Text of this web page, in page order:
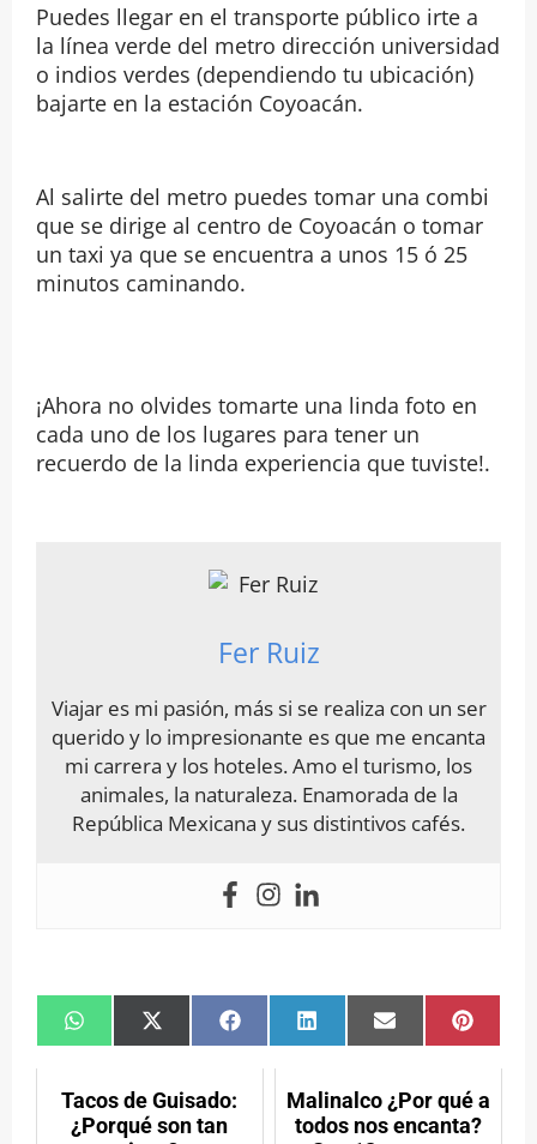
Puedes llegar en el transporte público irte a
la línea verde del metro dirección universidad
o indios verdes (dependiendo tu ubicación)
bajarte en la estación Coyoacán.
Al salirte del metro puedes tomar una combi
que se dirige al centro de Coyoacán o tomar
un taxi ya que se encuentra a unos 15 ó 25
minutos caminando.
¡Ahora no olvides tomarte una linda foto en
cada uno de los lugares para tener un
recuerdo de la linda experiencia que tuviste!.
Fer Ruiz
Viajar es mi pasión, más si se realiza con un ser
querido y lo impresionante es que me encanta
mi carrera y los hoteles. Amo el turismo, los
animales, la naturaleza. Enamorada de la
República Mexicana y sus distintivos cafés.
Compartir
en
Compartir
en
(Twitter)
Compartir
en
Facebook
Compartir
en
Compartir
en en
Tacos de Guisado:
¿Porqué son tan
Malinalco ¿Por qué a
todos nos encanta?